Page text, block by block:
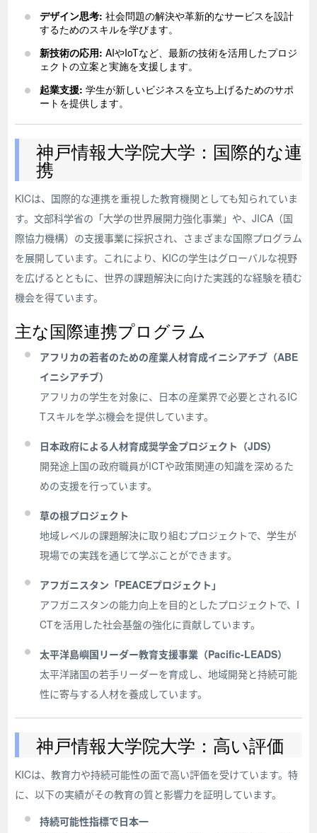
デザイン思考: 社会問題の解決や革新的なサービスを設計
するためのスキルを学びます。
新技術の応用: AIやIoTなど、最新の技術を活用したプロジ
ェクトの立案と実施を支援します。
起業支援: 学生が新しいビジネスを立ち上げるためのサポ
ートを提供します。
神戸情報大学院大学：国際的な連
携
KICは、国際的な連携を重視した教育機関としても知られていま
す。文部科学省の「大学の世界展開力強化事業」や、JICA（国
際協力機構）の支援事業に採択され、さまざまな国際プログラム
を展開しています。これにより、KICの学生はグローバルな視野
を広げるとともに、世界の課題解決に向けた実践的な経験を積む
機会を得ています。
主な国際連携プログラム
アフリカの若者のための産業人材育成イニシアチブ（ABE
イニシアチブ）
アフリカの学生を対象に、日本の産業界で必要とされるIC
Tスキルを学ぶ機会を提供しています。
日本政府による人材育成奨学金プロジェクト（JDS）
開発途上国の政府職員がICTや政策関連の知識を深めるた
めの支援を行っています。
草の根プロジェクト
地域レベルの課題解決に取り組むプロジェクトで、学生が
現場での実践を通じて学ぶことができます。
アフガニスタン「PEACEプロジェクト」
アフガニスタンの能力向上を目的としたプロジェクトで、I
CTを活用した社会基盤の強化に貢献しています。
太平洋島嶼国リーダー教育支援事業（Pacific-LEADS）
太平洋諸国の若手リーダーを育成し、地域開発と持続可能
性に寄与する人材を養成しています。
神戸情報大学院大学：高い評価
KICは、教育力や持続可能性の面で高い評価を受けています。特
に、以下の実績がその教育の質と影響力を証明しています。
持続可能性指標で日本一